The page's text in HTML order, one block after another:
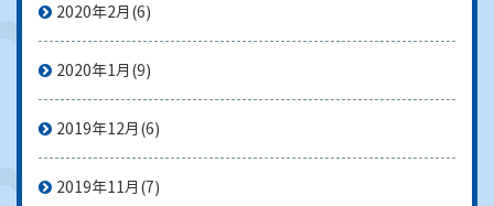
2020年2月 (6)
2020年1月 (9)
2019年12月 (6)
2019年11月 (7)